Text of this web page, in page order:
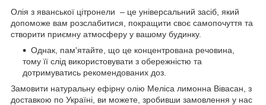
Олія з яванської цітронели – це універсальний засіб, який
допоможе вам розслабитися, покращити своє самопочуття та
створити приємну атмосферу у вашому будинку.
Однак, пам'ятайте, що це концентрована речовина,
тому її слід використовувати з обережністю та
дотримуватись рекомендованих доз.
Замовити натуральну ефірну олію Меліса лимонна Вівасан, з
доставкою по Україні, ви можете, зробивши замовлення у нас